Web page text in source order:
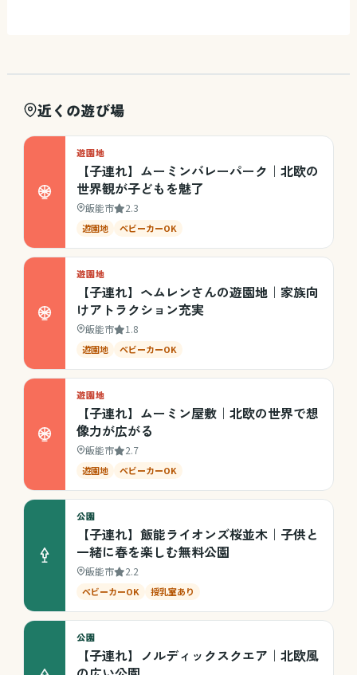
近くの遊び場
遊園地
【子連れ】ムーミンバレーパーク｜北欧の
世界観が子どもを魅了
飯能市 2.3
遊園地 ベビーカーOK
遊園地
【子連れ】ヘムレンさんの遊園地｜家族向
けアトラクション充実
飯能市 1.8
遊園地 ベビーカーOK
遊園地
【子連れ】ムーミン屋敷｜北欧の世界で想
像力が広がる
飯能市 2.7
遊園地 ベビーカーOK
公園
【子連れ】飯能ライオンズ桜並木｜子供と
一緒に春を楽しむ無料公園
飯能市 2.2
ベビーカーOK 授乳室あり
公園
【子連れ】ノルディックスクエア｜北欧風